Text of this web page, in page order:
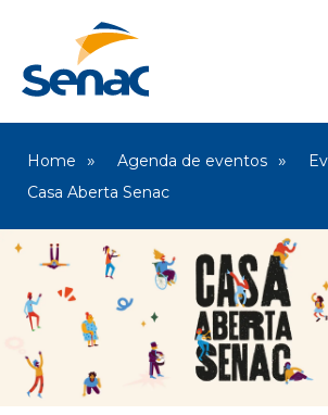
Home Agenda de eventos
Casa Aberta Senac